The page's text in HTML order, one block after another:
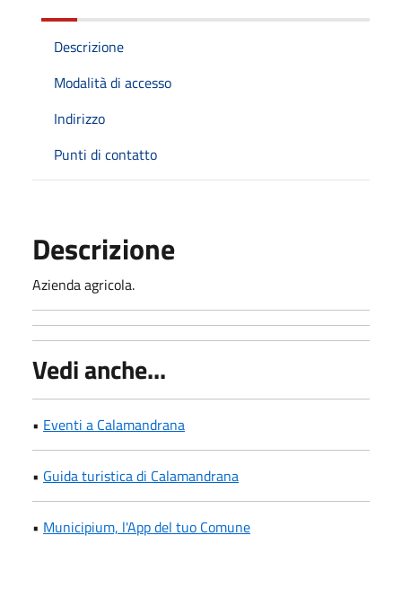
Descrizione
Modalità di accesso
Indirizzo
Punti di contatto
Descrizione
Azienda agricola.
Vedi anche...
• Eventi a Calamandrana
• Guida turistica di Calamandrana
• Municipium, l'App del tuo Comune